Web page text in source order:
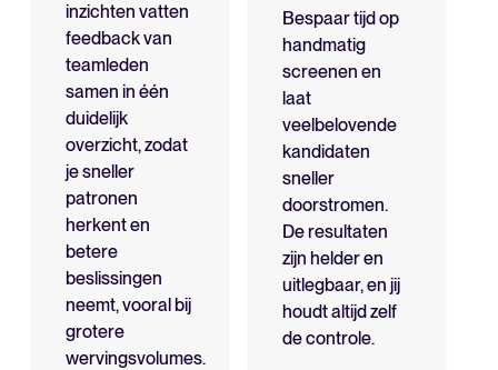
inzichten vatten
feedback van
teamleden
samen in één
duidelijk
overzicht, zodat
je sneller
patronen
herkent en
betere
beslissingen
neemt, vooral bij
grotere
wervingsvolumes.
Bespaar tijd op
handmatig
screenen en
laat
veelbelovende
kandidaten
sneller
doorstromen.
De resultaten
zijn helder en
uitlegbaar, en jij
houdt altijd zelf
de controle.